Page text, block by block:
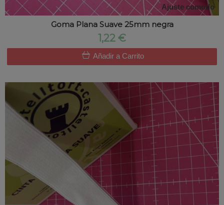
Ajuste comodo
Goma Plana Suave 25mm negra
1,22 €
Añadir a Carrito